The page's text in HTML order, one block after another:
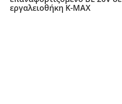
εργαλειοθήκη Κ-ΜΑΧ